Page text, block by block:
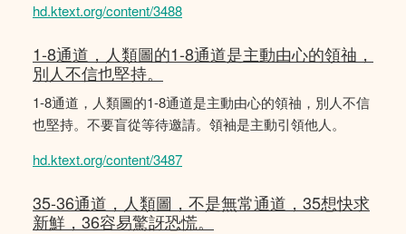
hd.ktext.org/content/3488
1-8通道，人類圖的1-8通道是主動由心的領䄂，
別人不信也堅持。
1-8通道，人類圖的1-8通道是主動由心的領䄂，別人不信
也堅持。不要盲從等待邀請。領袖是主動引領他人。
hd.ktext.org/content/3487
35-36通道，人類圖，不是無常通道，35想快求
新鮮，36容易驚訝恐慌。